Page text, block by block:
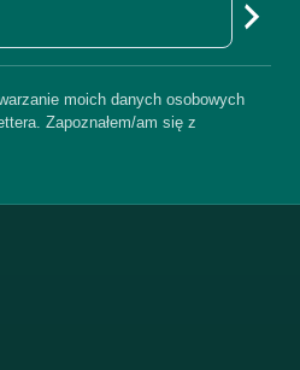
moich danych osobowych
Zapoznałem/am się z